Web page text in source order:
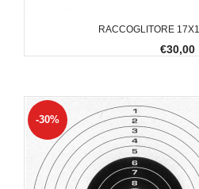
RACCOGLITORE
€30,00
-30%